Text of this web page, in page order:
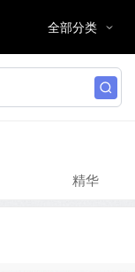
精华